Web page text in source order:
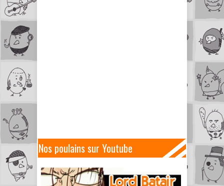
Nos poulains sur Youtube